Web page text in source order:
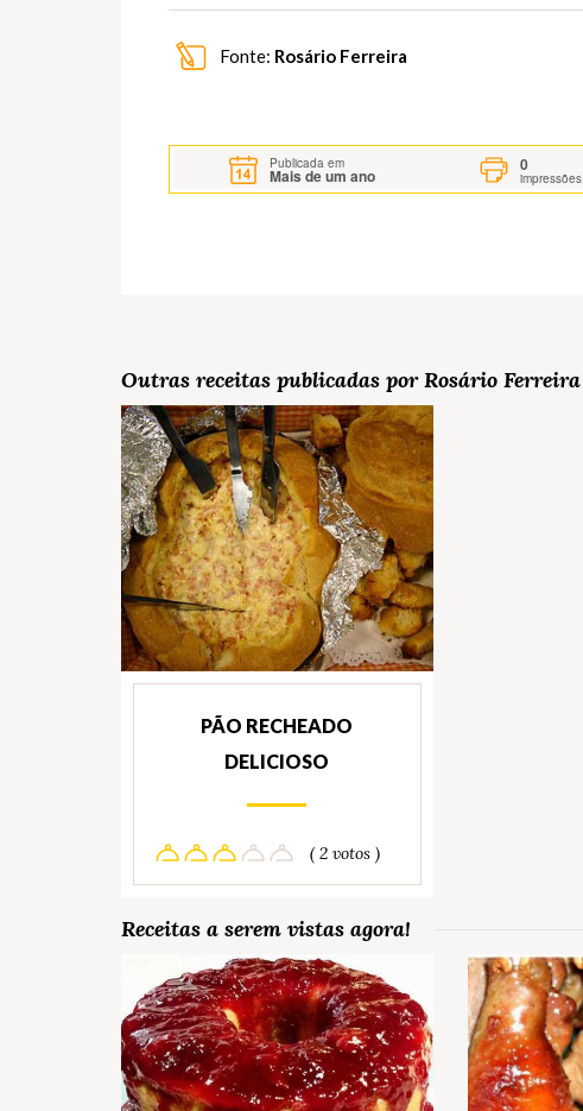
Fonte: Rosário Ferreira
Publicada em
Mais de um ano
0
impressões
Outras receitas publicadas por Rosário Ferreira
PÃO RECHEADO
DELICIOSO
( 2 votos )
Receitas a serem vistas agora!